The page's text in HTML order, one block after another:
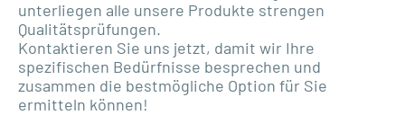
unterliegen alle unsere Produkte strengen
Qualitätsprüfungen.
Kontaktieren Sie uns jetzt, damit wir Ihre
spezifischen Bedürfnisse besprechen und
zusammen die bestmögliche Option für Sie
ermitteln können!